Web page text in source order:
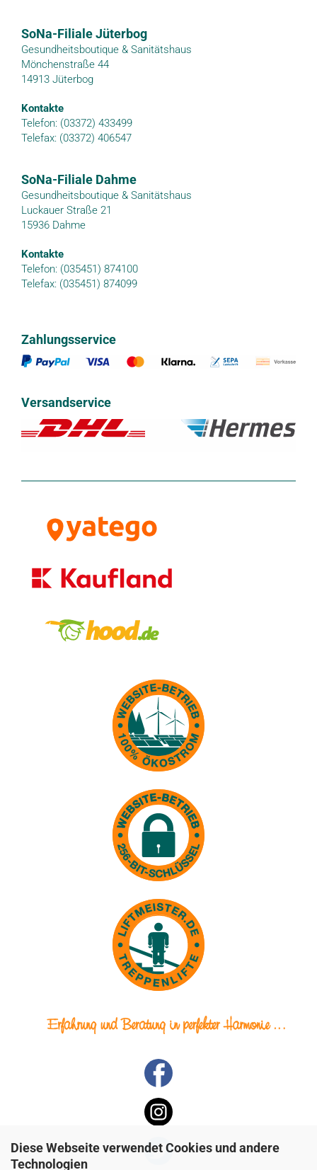
Diese Webseite verwendet Cookies und andere
Technologien
SoNa-Filiale Jüterbog
Gesundheitsboutique & Sanitätshaus
Mönchenstraße 44
14913 Jüterbog
Kontakte
Telefon: (03372) 433499
Telefax: (03372) 406547
SoNa-Filiale Dahme
Gesundheitsboutique & Sanitätshaus
Luckauer Straße 21
15936 Dahme
Kontakte
Telefon: (035451) 874100
Telefax: (035451) 874099
Zahlungsservice
Versandservice